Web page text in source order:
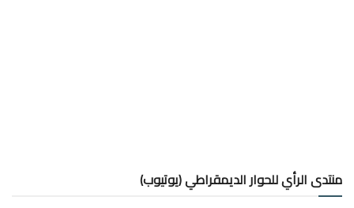
منتدى الرأي للحوار الديمقراطي (يوتيوب)